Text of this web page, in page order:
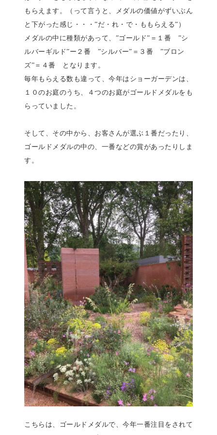
もらえます。（って言うと、メダルの価値がずいぶん
と下がった感じ・・・”だ・れ・で・ももらえる”）
メダルの中に種類があって、”ゴールド”＝１番 ”シ
ルバーギルド”ー２番 ”シルバー”＝３番 ”ブロン
ズ”＝４番 となります。
毎年もらえる数も違って、今年はショーガーデンは、
１０のお庭のうち、４つのお庭がゴールドメダルをも
らっていました。
そして、その中から、お客さんが選ぶ１番だったり、
ゴールドメダルの中の、一番などの賞があったりしま
す。
こちらは、ゴールドメダルで、今年一番注目をされて